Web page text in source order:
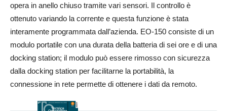
opera in anello chiuso tramite vari sensori. Il controllo è
ottenuto variando la corrente e questa funzione è stata
interamente programmata dall’azienda. EO-150 consiste di un
modulo portatile con una durata della batteria di sei ore e di una
docking station; il modulo può essere rimosso con sicurezza
dalla docking station per facilitarne la portabilità, la
connessione in rete permette di ottenere i dati da remoto.